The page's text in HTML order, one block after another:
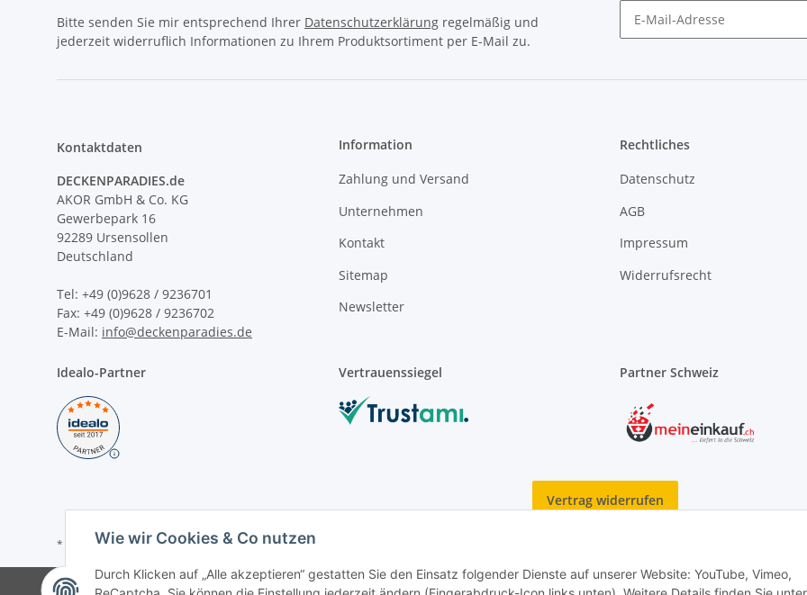
Bitte senden Sie mir entsprechend Ihrer Datenschutzerklärung regelmäßig und
jederzeit widerruflich Informationen zu Ihrem Produktsortiment per E-Mail zu.
Kontaktdaten
DECKENPARADIES.de
AKOR GmbH & Co. KG
Gewerbepark 16
92289 Ursensollen
Deutschland
Tel: +49 (0)9628 / 9236701
Fax: +49 (0)9628 / 9236702
E-Mail: info@deckenparadies.de
Information
Zahlung und Versand
Unternehmen
Kontakt
Sitemap
Newsletter
Rechtliches
Datenschutz
AGB
Impressum
Widerrufsrecht
Idealo-Partner Vertrauenssiegel Partner Schweiz
Vertrag widerrufen
* Alle Preise inkl. gesetzlicher USt., zzgl. Versand
© AKOR GmbH & Co. KG
Wie wir Cookies & Co nutzen
Durch Klicken auf „Alle akzeptieren“ gestatten Sie den Einsatz folgender Dienste auf unserer Website: YouTube, Vimeo,